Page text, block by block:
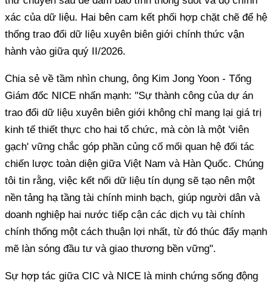
xác của dữ liệu. Hai bên cam kết phối hợp chặt chẽ để hệ
thống trao đổi dữ liệu xuyên biên giới chính thức vận
hành vào giữa quý II/2026.
Chia sẻ về tầm nhìn chung, ông Kim Jong Yoon - Tổng
Giám đốc NICE nhấn mạnh: "Sự thành công của dự án
trao đổi dữ liệu xuyên biên giới không chỉ mang lại giá trị
kinh tế thiết thực cho hai tổ chức, mà còn là một 'viên
gạch' vững chắc góp phần củng cố mối quan hệ đối tác
chiến lược toàn diện giữa Việt Nam và Hàn Quốc. Chúng
tôi tin rằng, việc kết nối dữ liệu tín dụng sẽ tạo nên một
nền tảng hạ tầng tài chính minh bạch, giúp người dân và
doanh nghiệp hai nước tiếp cận các dịch vụ tài chính
chính thống một cách thuận lợi nhất, từ đó thúc đẩy mạnh
mẽ làn sóng đầu tư và giao thương bền vững".
Sự hợp tác giữa CIC và NICE là minh chứng sống động